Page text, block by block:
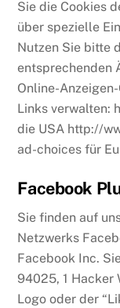
Sie die Cookies
über spezielle
Nutzen Sie bitte
entsprechenden
Online-
Links verwalten:
die USA http://
ad-choices für
Facebook
Sie finden auf
Netzwerks
Facebook Inc.
94025, 1 Hacker
Logo oder der